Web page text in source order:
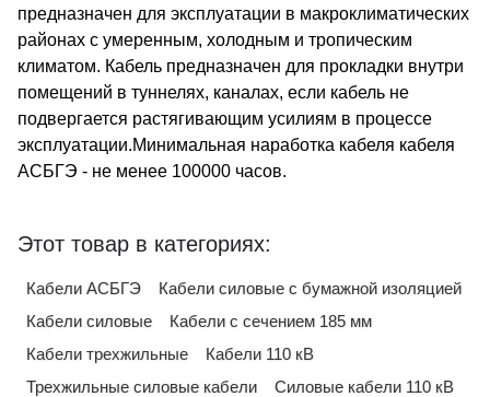
предназначен для эксплуатации в макроклиматических
районах с умеренным, холодным и тропическим
климатом. Кабель предназначен для прокладки внутри
помещений в туннелях, каналах, если кабель не
подвергается растягивающим усилиям в процессе
эксплуатации.Минимальная наработка кабеля кабеля
АСБГЭ - не менее 100000 часов.
Этот товар в категориях:
Кабели АСБГЭ
Кабели силовые с бумажной изоляцией
Кабели силовые
Кабели с сечением 185 мм
Кабели трехжильные
Кабели 110 кВ
Трехжильные силовые кабели
Силовые кабели 110 кВ